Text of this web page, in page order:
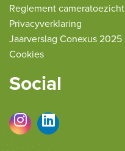
Reglement cameratoezicht
Privacyverklaring
Jaarverslag Conexus 2025
Cookies
Social